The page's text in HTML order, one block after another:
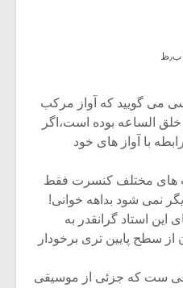
می گویید که آواز مرکب
خلق الساعه بوده است،اگر
با آواز های خود
های مختلف کنسرت فقط
نمی شود بداهه خوانی!
این استاد گرانقدر به
از سطح پایین تری برخودار
ست که جزئی از موسیقی